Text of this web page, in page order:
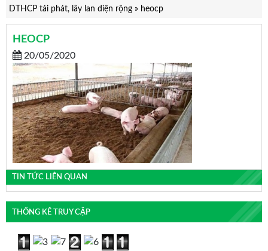
DTHCP tái phát, lây lan diện rộng» heocp
HEOCP
20/05/2020
TIN TỨC LIÊN QUAN
THỐNG KÊ TRUY CẬP